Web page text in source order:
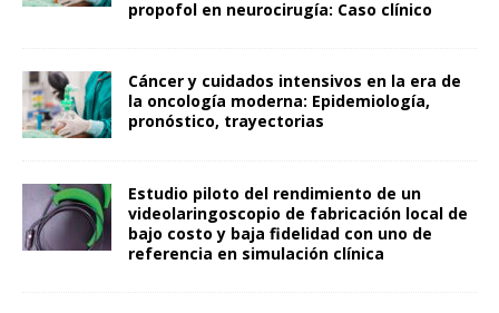
propofol en neurocirugía: Caso clínico
Cáncer y cuidados intensivos en la era de
la oncología moderna: Epidemiología,
pronóstico, trayectorias
Estudio piloto del rendimiento de un
videolaringoscopio de fabricación local de
bajo costo y baja fidelidad con uno de
referencia en simulación clínica